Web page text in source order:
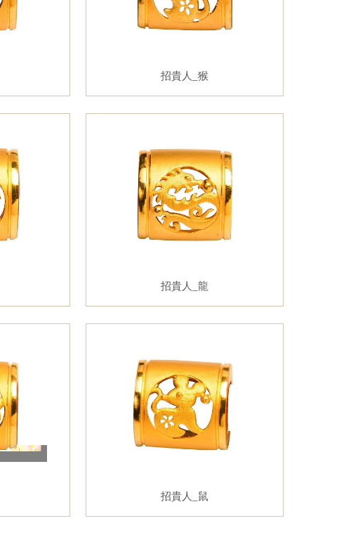
招貴人_猴
招貴人_龍
招貴人_鼠